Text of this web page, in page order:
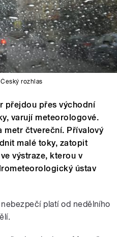
Český rozhlas
přejdou přes východní
varují meteorologové.
metr čtvereční. Přívalový
malé toky, zatopit
výstraze, kterou v
ústav
platí od nedělního